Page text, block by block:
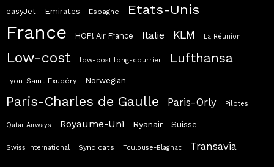
easyJet Emirates Espagne Etats-Unis
France HOP! Air France Italie KLM La Réunion
Low-cost low-cost long-courrier Lufthansa
Lyon-Saint Exupéry Norwegian
Paris-Charles de Gaulle Paris-Orly Pilotes
Qatar Airways Royaume-Uni Ryanair Suisse
Swiss International Syndicats Toulouse-Blagnac Transavia